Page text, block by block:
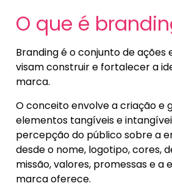
O que é
Branding é o conjunto de ações
visam construir e fortalecer a
marca.
O conceito envolve a criação e
elementos tangíveis e
percepção do público sobre a
desde o nome, logotipo, cores,
missão, valores, promessas e a
marca oferece.